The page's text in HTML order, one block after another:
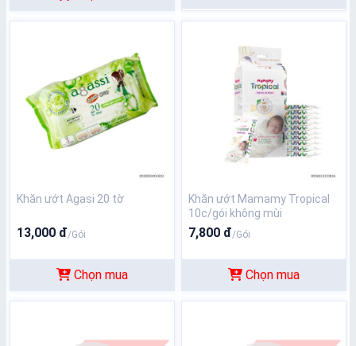
Khăn ướt Agasi 20 tờ
13,000 đ/Gói
Chọn mua
Khăn ướt Mamamy Tropical
10c/gói không mùi
7,800 đ/Gói
Chọn mua